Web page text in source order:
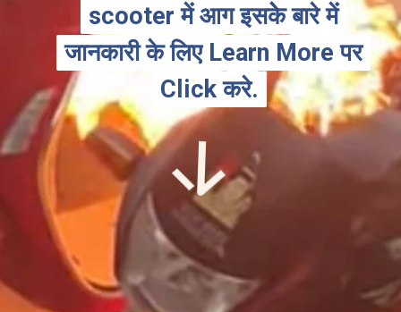
scooter में आग इसकेे बारे में
जानकारी के लिए Learn More पर
Click करे.
scooter में आग इसकेे बारे में
जानकारी के लिए Learn More पर
Click करे.